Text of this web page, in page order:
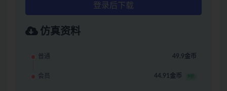
登录后下载
仿真资料
普通 49.9金币
会员 44.91金币 9折